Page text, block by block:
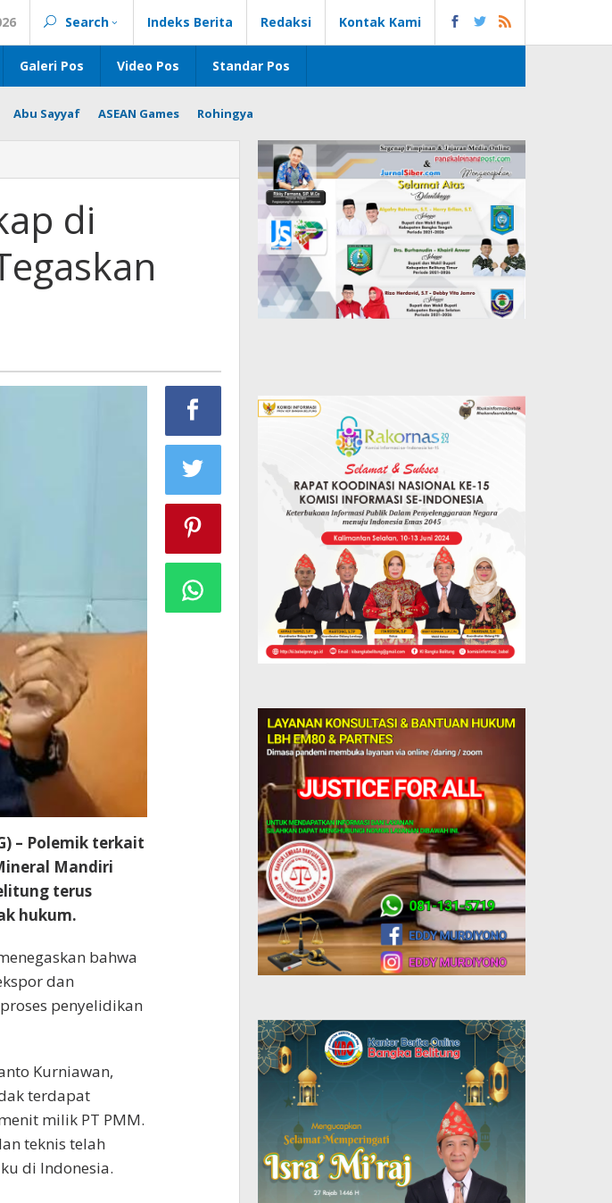
Search Indeks Berita Redaksi Kontak Kami
Galeri Pos Video Pos Standar Pos
Abu Sayyaf ASEAN Games Rohingya
di
– Polemik terkait
Mandiri
terus
hukum.
bahwa
dan
penyelidikan
Kurniawan,
terdapat
milik PT PMM.
teknis telah
di Indonesia.